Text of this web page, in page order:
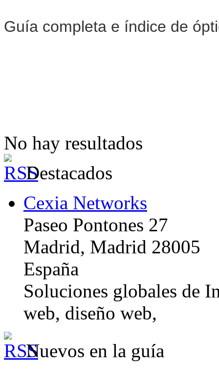
Guía completa e índice de
No hay resultados
Destacados
Cexia Networks
Paseo Pontones 27
Madrid, Madrid 28005
España
Soluciones globales de
web, diseño web,
Nuevos en la guía